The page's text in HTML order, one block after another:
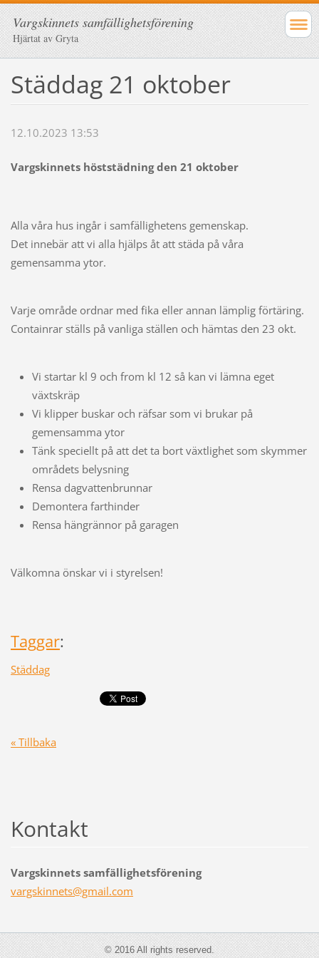
Vargskinnets samfällighetsförening
Hjärtat av Gryta
Städdag 21 oktober
12.10.2023 13:53
Vargskinnets höststädning den 21 oktober
Alla våra hus ingår i samfällighetens gemenskap.
Det innebär att vi alla hjälps åt att städa på våra
gemensamma ytor.
Varje område ordnar med fika eller annan lämplig förtäring.
Containrar ställs på vanliga ställen och hämtas den 23 okt.
Vi startar kl 9 och from kl 12 så kan vi lämna eget
växtskräp
Vi klipper buskar och räfsar som vi brukar på
gemensamma ytor
Tänk speciellt på att det ta bort växtlighet som skymmer
områdets belysning
Rensa dagvattenbrunnar
Demontera farthinder
Rensa hängrännor på garagen
Välkomna önskar vi i styrelsen!
Taggar:
Städdag
« Tillbaka
Kontakt
Vargskinnets samfällighetsförening
vargskinnets@gmail.com
© 2016 All rights reserved.